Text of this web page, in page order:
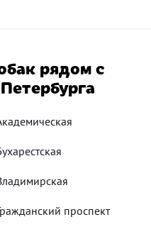
рядом с
проспект